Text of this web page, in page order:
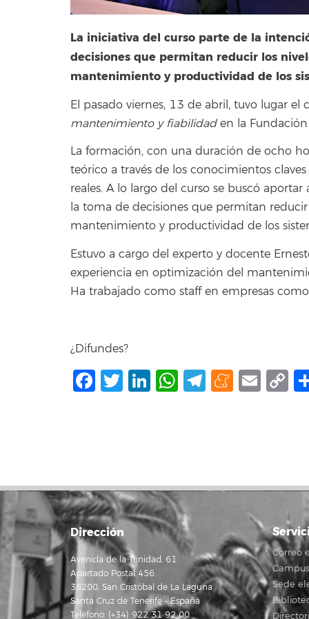
La iniciativa del curso parte de la
decisiones que permitan reducir los
mantenimiento y productividad de los
El pasado viernes, 13 de abril, tuvo lugar el
mantenimiento y fiabilidaden la Fundación
La formación, con una duración de ocho
teórico a través de los conocimientos
reales. A lo largo del curso se buscó
la toma de decisiones que permitan
mantenimiento y productividad de los
Estuvo a cargo del experto y docente
experiencia en optimización del
Ha trabajado como staff en empresas
¿Difundes?
Facebook
Twitter
LinkedIn
WhatsApp
Telegram
Dirección
Avenida de la Trinidad, 61
Apartado Postal 456
38200, San Cristóbal de La Laguna
Santa Cruz de Tenerife - España
Teléfono: (+34) 922 31 92 00
Correo
Sede